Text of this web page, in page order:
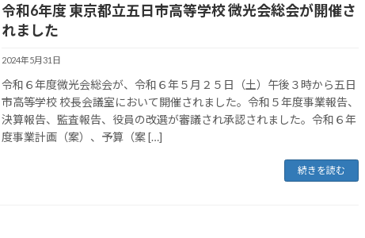
令和6年度 東京都立五日市高等学校 微光会総会が開催さ
れました
2024年5月31日
令和６年度微光会総会が、令和６年５月２５日（土）午後３時から五日
市高等学校 校長会議室において開催されました。令和５年度事業報告、
決算報告、監査報告、役員の改選が審議され承認されました。令和６年
度事業計画（案）、予算（案 […]
続きを読む